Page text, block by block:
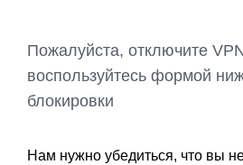
Пожалуйста, отключите
воспользуйтесь формой
блокировки
Нам нужно убедиться, что вы